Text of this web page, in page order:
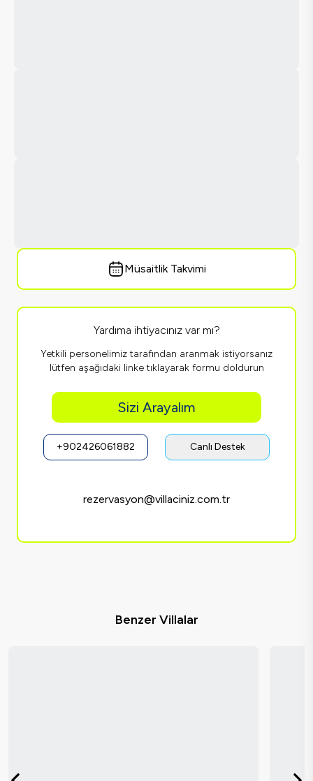
Müsaitlik Takvimi
Yardıma ihtiyacınız var mı?
Yetkili personelimiz tarafından aranmak istiyorsanız
lütfen aşağıdaki linke tıklayarak formu doldurun
Sizi Arayalım
+902426061882 Canlı Destek
rezervasyon@villaciniz.com.tr
Benzer Villalar